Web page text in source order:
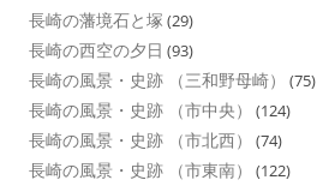
長崎の藩境石と塚 (29)
長崎の西空の夕日 (93)
長崎の風景・史跡 （三和野母崎） (75)
長崎の風景・史跡 （市中央） (124)
長崎の風景・史跡 （市北西） (74)
長崎の風景・史跡 （市東南） (122)